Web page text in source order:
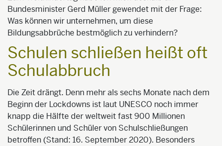
Bundesminister Gerd Müller gewendet mit der Frage:
Was können wir unternehmen, um diese
Bildungsabbrüche bestmöglich zu verhindern?
Schulen schließen heißt oft
Schulabbruch
Die Zeit drängt. Denn mehr als sechs Monate nach dem
Beginn der Lockdowns ist laut UNESCO noch immer
knapp die Hälfte der weltweit fast 900 Millionen
Schülerinnen und Schüler von Schulschließungen
betroffen (Stand: 16. September 2020). Besonders